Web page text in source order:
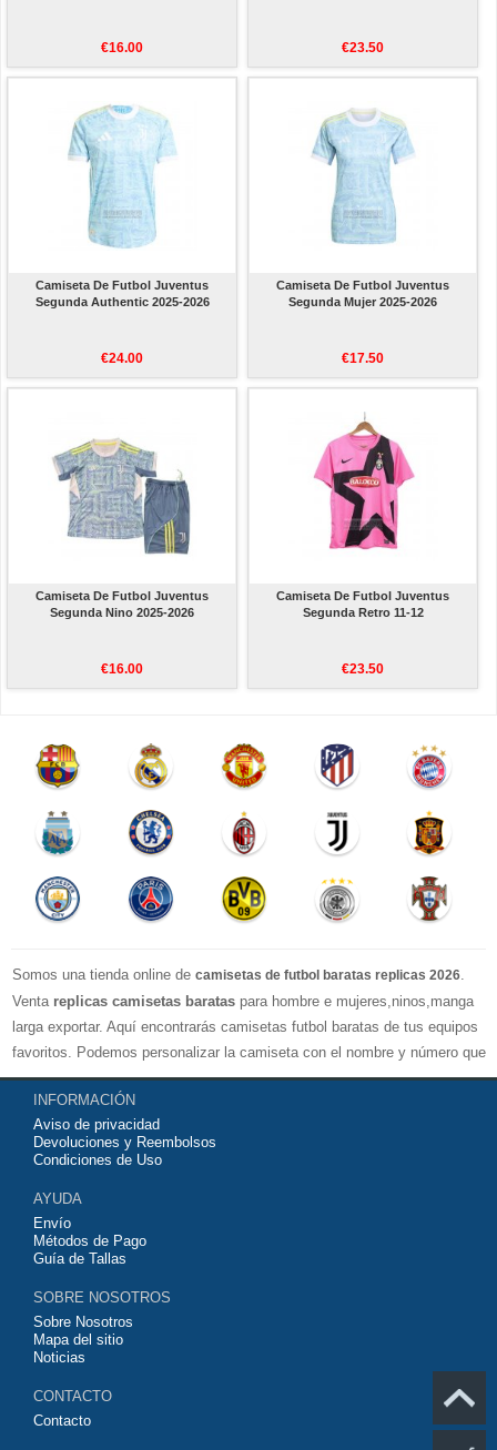
€16.00 €23.50
Camiseta De Futbol Juventus
Segunda Authentic 2025-2026
€24.00
Camiseta De Futbol Juventus
Segunda Mujer 2025-2026
€17.50
Camiseta De Futbol Juventus
Segunda Nino 2025-2026
€16.00
Camiseta De Futbol Juventus
Segunda Retro 11-12
€23.50
Somos una tienda online de camisetas de futbol baratas replicas 2026.
Venta replicas camisetas baratas para hombre e mujeres,ninos,manga
larga exportar. Aquí encontrarás camisetas futbol baratas de tus equipos
favoritos. Podemos personalizar la camiseta con el nombre y número que
quieras. Nuestrascamisetas de futbol replicasson de máxima calidad
tailandesa por lo que estamos convencidos que quedarás muy satisfecho
con ella. Estas camisetas tienen un tejido transpirable por lo que te
servirán para jugar al fútbol o simplemente para animar a tu equipo
contáctanos y haremos lo posible para conseguirtela lo más barata
posible.
INFORMACIÓN
Aviso de privacidad
Devoluciones y Reembolsos
Condiciones de Uso
AYUDA
Envío
Métodos de Pago
Guía de Tallas
SOBRE NOSOTROS
Sobre Nosotros
Mapa del sitio
Noticias
CONTACTO
Contacto